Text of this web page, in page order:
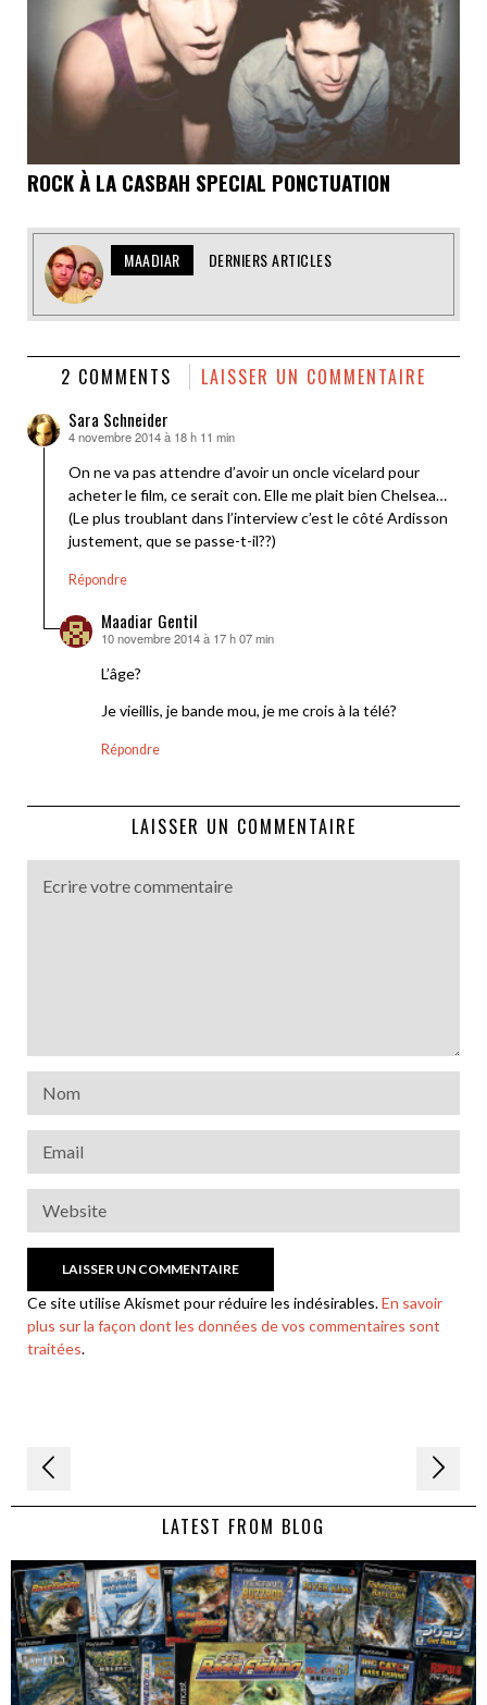
ROCK À LA CASBAH SPECIAL PONCTUATION
MAADIAR DERNIERS ARTICLES
2 COMMENTS LAISSER UN COMMENTAIRE
Sara Schneider
dit :
4 novembre 2014 à 18 h 11 min
On ne va pas attendre d’avoir un oncle vicelard pour
acheter le film, ce serait con. Elle me plait bien Chelsea…
(Le plus troublant dans l’interview c’est le côté Ardisson
justement, que se passe-t-il??)
Répondre
Maadiar Gentil
dit :
10 novembre 2014 à 17 h 07 min
L’âge?
Je vieillis, je bande mou, je me crois à la télé?
Répondre
LAISSER UN COMMENTAIRE
Ce site utilise Akismet pour réduire les indésirables.En savoir
plus sur la façon dont les données de vos commentaires sont
traitées.
Navigation
de LATEST FROM BLOG